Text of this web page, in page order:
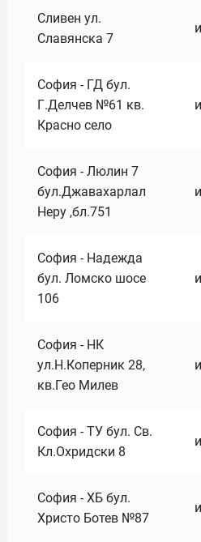
Сливен ул.
Славянска 7
София - ГД бул.
Г.Делчев №61 кв.
Красно село
София - Люлин 7
бул.Джавахарлал
Неру ,бл.751
София - Надежда
бул. Ломско шосе
106
София - НК
ул.Н.Коперник 28,
кв.Гео Милев
София - ТУ бул. Св.
Кл.Охридски 8
София - ХБ бул.
Христо Ботев №87